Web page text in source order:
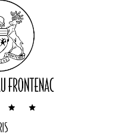
Charron
Paris
13 13